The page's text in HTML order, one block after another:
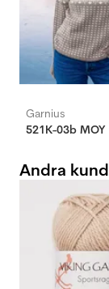
Garnius
Andra